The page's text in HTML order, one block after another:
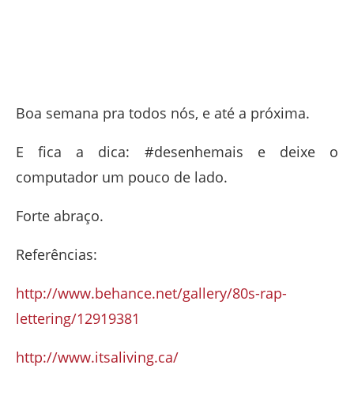
Boa semana pra todos nós, e até a próxima.
E fica a dica: #desenhemais e deixe o
computador um pouco de lado.
Forte abraço.
Referências:
http://www.behance.net/gallery/80s-rap-
lettering/12919381
http://www.itsaliving.ca/